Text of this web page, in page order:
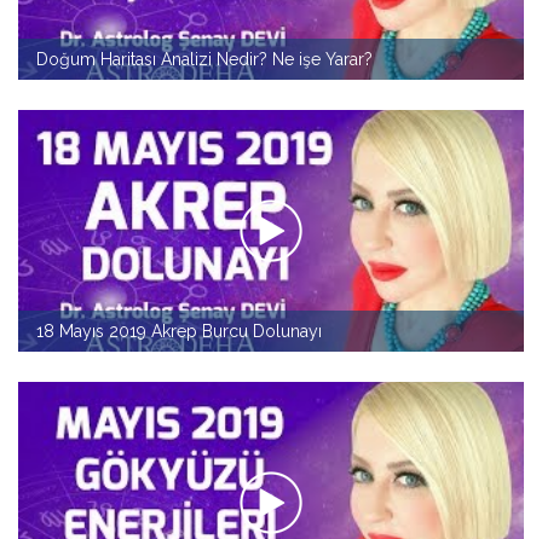
Doğum Haritası Analizi Nedir? Ne işe Yarar?
18 Mayıs 2019 Akrep Burcu Dolunayı